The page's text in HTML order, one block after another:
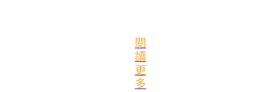
閱
讀
更
多